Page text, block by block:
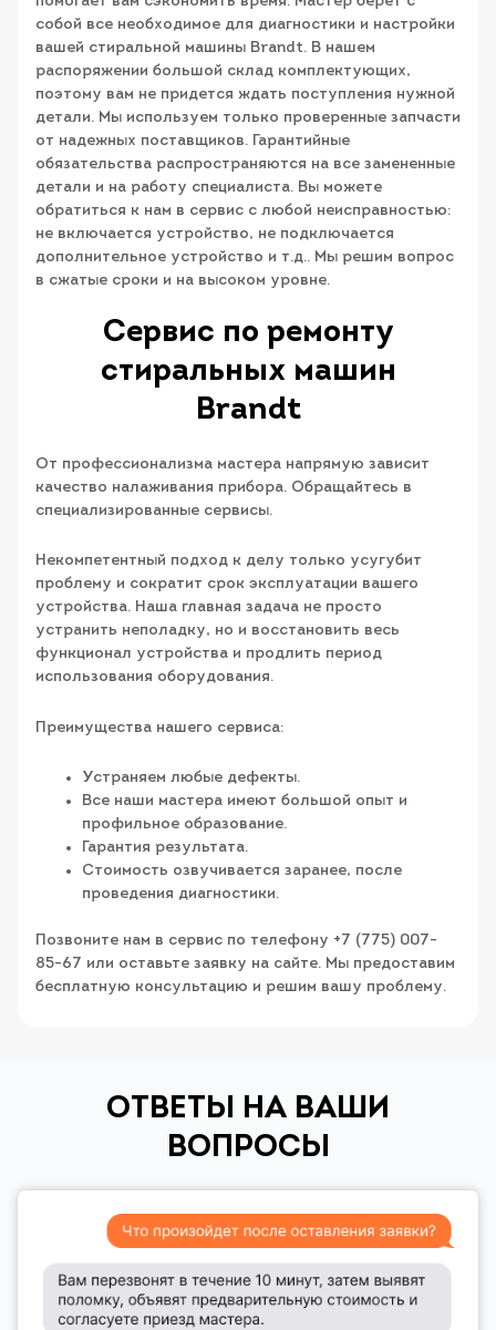
собой все необходимое для диагностики и настройки
вашей стиральной машины Brandt. В нашем
распоряжении большой склад комплектующих,
поэтому вам не придется ждать поступления нужной
детали. Мы используем только проверенные запчасти
от надежных поставщиков. Гарантийные
обязательства распространяются на все замененные
детали и на работу специалиста. Вы можете
обратиться к нам в сервис с любой неисправностью:
не включается устройство, не подключается
дополнительное устройство и т.д.. Мы решим вопрос
в сжатые сроки и на высоком уровне.
Сервис по ремонту
стиральных машин
Brandt
От профессионализма мастера напрямую зависит
качество налаживания прибора. Обращайтесь в
специализированные сервисы.
Некомпетентный подход к делу только усугубит
проблему и сократит срок эксплуатации вашего
устройства. Наша главная задача не просто
устранить неполадку, но и восстановить весь
функционал устройства и продлить период
использования оборудования.
Преимущества нашего сервиса:
Устраняем любые дефекты.
Все наши мастера имеют большой опыт и
профильное образование.
Гарантия результата.
Стоимость озвучивается заранее, после
проведения диагностики.
Позвоните нам в сервис по телефону +7 (775) 007-
85-67 или оставьте заявку на сайте. Мы предоставим
бесплатную консультацию и решим вашу проблему.
ОТВЕТЫ НА ВАШИ
ВОПРОСЫ